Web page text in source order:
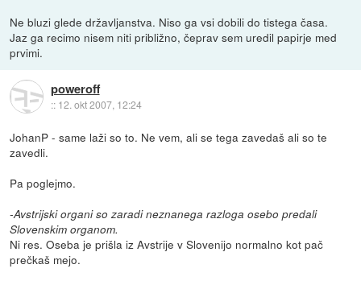
Ne bluzi glede državljanstva. Niso ga vsi dobili do tistega časa.
Jaz ga recimo nisem niti približno, čeprav sem uredil papirje med
prvimi.
poweroff
:: 12. okt 2007, 12:24
JohanP - same laži so to. Ne vem, ali se tega zavedaš ali so te
zavedli.
Pa poglejmo.
-Avstrijski organi so zaradi neznanega razloga osebo predali
Slovenskim organom.
Ni res. Oseba je prišla iz Avstrije v Slovenijo normalno kot pač
prečkaš mejo.